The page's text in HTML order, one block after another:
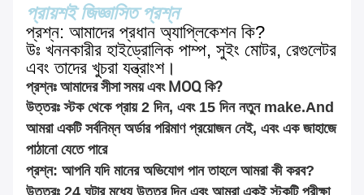
প্রায়শই জিজ্ঞাসিত প্রশ্ন
প্রশ্ন: আমাদের প্রধান অ্যাপ্লিকেশন কি?
উঃ খননকারীর হাইড্রোলিক পাম্প, সুইং মোটর, রেগুলেটর
এবং তাদের খুচরা যন্ত্রাংশ।
প্রশ্নঃ আমাদের সীসা সময় এবং MOQ কি?
উত্তরঃ স্টক থেকে প্রায় 2 দিন, এবং 15 দিন নতুন make.And
আমরা একটি সর্বনিম্ন অর্ডার পরিমাণ প্রয়োজন নেই, এবং এক জাহাজে
পাঠানো যেতে পারে
প্রশ্ন: আপনি যদি মানের অভিযোগ পান তাহলে আমরা কী করব?
উত্তরঃ 24 ঘন্টার মধ্যে উত্তর দিন এবং আমরা একই স্টকটি পরীক্ষা